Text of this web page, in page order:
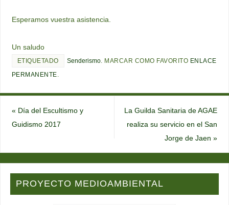
Esperamos vuestra asistencia.
Un saludo
ETIQUETADO Senderismo. MARCAR COMO FAVORITO ENLACE
PERMANENTE
« Día del Escultismo y
Guidismo 2017
La Guilda Sanitaria de AGAE
realiza su servicio en el San
Jorge de Jaen»
PROYECTO MEDIOAMBIENTAL